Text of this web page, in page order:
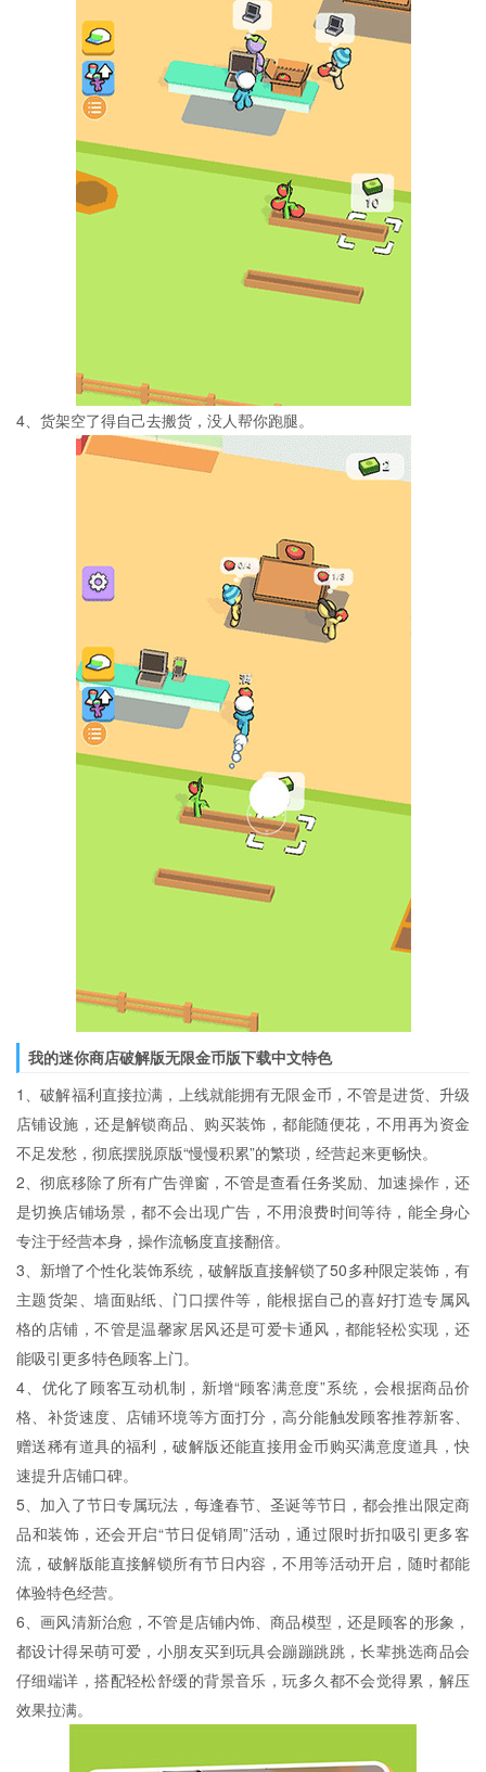
4、货架空了得自己去搬货，没人帮你跑腿。
我的迷你商店破解版无限金币版下载中文特色
1、破解福利直接拉满，上线就能拥有无限金币，不管是进货、升级
店铺设施，还是解锁商品、购买装饰，都能随便花，不用再为资金
不足发愁，彻底摆脱原版“慢慢积累”的繁琐，经营起来更畅快。
2、彻底移除了所有广告弹窗，不管是查看任务奖励、加速操作，还
是切换店铺场景，都不会出现广告，不用浪费时间等待，能全身心
专注于经营本身，操作流畅度直接翻倍。
3、新增了个性化装饰系统，破解版直接解锁了50多种限定装饰，有
主题货架、墙面贴纸、门口摆件等，能根据自己的喜好打造专属风
格的店铺，不管是温馨家居风还是可爱卡通风，都能轻松实现，还
能吸引更多特色顾客上门。
4、优化了顾客互动机制，新增“顾客满意度”系统，会根据商品价
格、补货速度、店铺环境等方面打分，高分能触发顾客推荐新客、
赠送稀有道具的福利，破解版还能直接用金币购买满意度道具，快
速提升店铺口碑。
5、加入了节日专属玩法，每逢春节、圣诞等节日，都会推出限定商
品和装饰，还会开启“节日促销周”活动，通过限时折扣吸引更多客
流，破解版能直接解锁所有节日内容，不用等活动开启，随时都能
体验特色经营。
6、画风清新治愈，不管是店铺内饰、商品模型，还是顾客的形象，
都设计得呆萌可爱，小朋友买到玩具会蹦蹦跳跳，长辈挑选商品会
仔细端详，搭配轻松舒缓的背景音乐，玩多久都不会觉得累，解压
效果拉满。